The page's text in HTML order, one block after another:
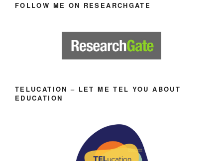
FOLLOW ME ON RESEARCHGATE
TELUCATION – LET ME TEL YOU ABOUT
EDUCATION